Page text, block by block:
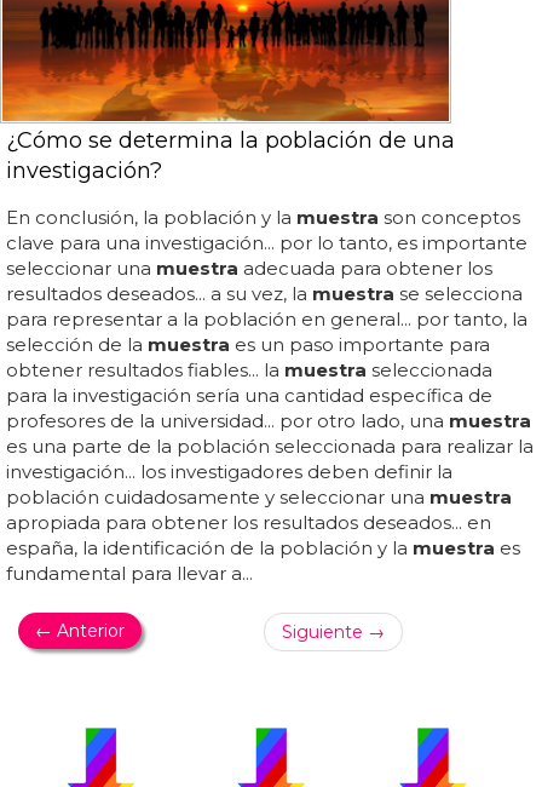
¿Cómo se determina la población de una
investigación?
En conclusión, la población y la muestra son conceptos
clave para una investigación... por lo tanto, es importante
seleccionar una muestra adecuada para obtener los
resultados deseados... a su vez, la muestra se selecciona
para representar a la población en general... por tanto, la
selección de la muestra es un paso importante para
obtener resultados fiables... la muestra seleccionada
para la investigación sería una cantidad específica de
profesores de la universidad... por otro lado, una muestra
es una parte de la población seleccionada para realizar la
investigación... los investigadores deben definir la
población cuidadosamente y seleccionar una muestra
apropiada para obtener los resultados deseados... en
españa, la identificación de la población y la muestra es
fundamental para llevar a...
← Anterior Siguiente →